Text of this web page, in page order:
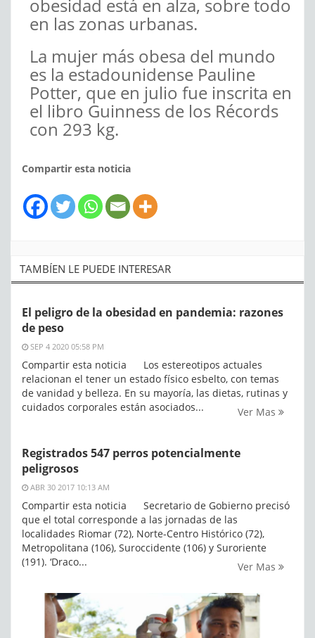
obesidad está en alza, sobre todo
en las zonas urbanas.
La mujer más obesa del mundo
es la estadounidense Pauline
Potter, que en julio fue inscrita en
el libro Guinness de los Récords
con 293 kg.
Compartir esta noticia
TAMBÍEN LE PUEDE INTERESAR
El peligro de la obesidad en pandemia: razones
de peso
SEP 4 2020 05:58 PM
Compartir esta noticia Los estereotipos actuales
relacionan el tener un estado físico esbelto, con temas
de vanidad y belleza. En su mayoría, las dietas, rutinas y
cuidados corporales están asociados...
Ver Mas
Registrados 547 perros potencialmente
peligrosos
ABR 30 2017 10:13 AM
Compartir esta noticia Secretario de Gobierno precisó
que el total corresponde a las jornadas de las
localidades Riomar (72), Norte-Centro Histórico (72),
Metropolitana (106), Suroccidente (106) y Suroriente
(191). ‘Draco...
Ver Mas